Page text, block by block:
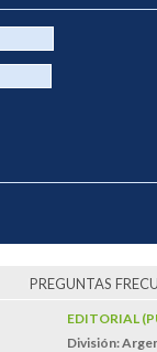
PREGUNTAS
EDITORIAL
División: